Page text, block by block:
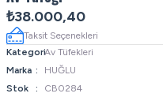
₺38.000,40
Taksit Seçenekleri
KategoriAv Tüfekleri
Marka
HUĞLU
Stok
CB0284